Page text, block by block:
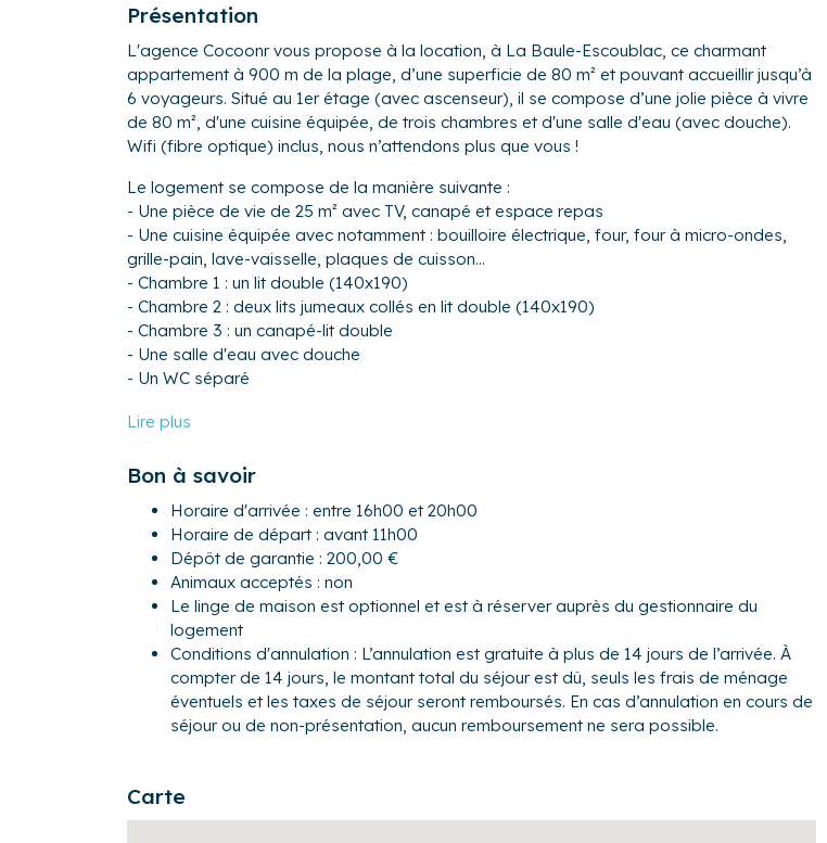
Présentation
L'agence Cocoonr vous propose à la location, à La Baule-Escoublac, ce charmant
appartement à 900 m de la plage, d’une superficie de 80 m² et pouvant accueillir jusqu’à
6 voyageurs. Situé au 1er étage (avec ascenseur), il se compose d’une jolie pièce à vivre
de 80 m², d'une cuisine équipée, de trois chambres et d'une salle d'eau (avec douche).
Wifi (fibre optique) inclus, nous n’attendons plus que vous !
Le logement se compose de la manière suivante :
- Une pièce de vie de 25 m² avec TV, canapé et espace repas
- Une cuisine équipée avec notamment : bouilloire électrique, four, four à micro-ondes,
grille-pain, lave-vaisselle, plaques de cuisson...
- Chambre 1 : un lit double (140x190)
- Chambre 2 : deux lits jumeaux collés en lit double (140x190)
- Chambre 3 : un canapé-lit double
- Une salle d'eau avec douche
- Un WC séparé
Pour encore plus de confort, les propriétaires ont décidé d’investir dans les équipements
Extérieur :
- Un balcon de 7 m², exposé sud-est avec mobilier pour profiter des beaux jours
L’appartement est idéalement situé à La Baule-Escoublac, dans un environnement très
agréable au sein d'une résidence très calme. Vous pourrez bénéficier à proximité de tous
les commerces essentiels mais aussi de boutiques, restaurants, bars, marché...
Activités :
- Plage de La Baule à environ 900 m (l'une des plus longues plages d'Europe)
- Activités nautiques : voile, ski nautique, paddle, jet-ski, bouée tractée, kayak...
- Balade dans le parc des Dryades ou dans la forêt d'Escoublac
- Activités diverses : golf, mini‑golf, équitation, tennis ou parcours aventure
artisanaux
Bon à savoir
Horaire d'arrivée : entre 16h00 et 20h00
Horaire de départ : avant 11h00
Dépôt de garantie : 200,00 €
Animaux acceptés : non
Le linge de maison est optionnel et est à réserver auprès du gestionnaire du
logement
Conditions d'annulation : L’annulation est gratuite à plus de 14 jours de l’arrivée. À
compter de 14 jours, le montant total du séjour est dû, seuls les frais de ménage
éventuels et les taxes de séjour seront remboursés. En cas d’annulation en cours de
séjour ou de non-présentation, aucun remboursement ne sera possible.
Carte